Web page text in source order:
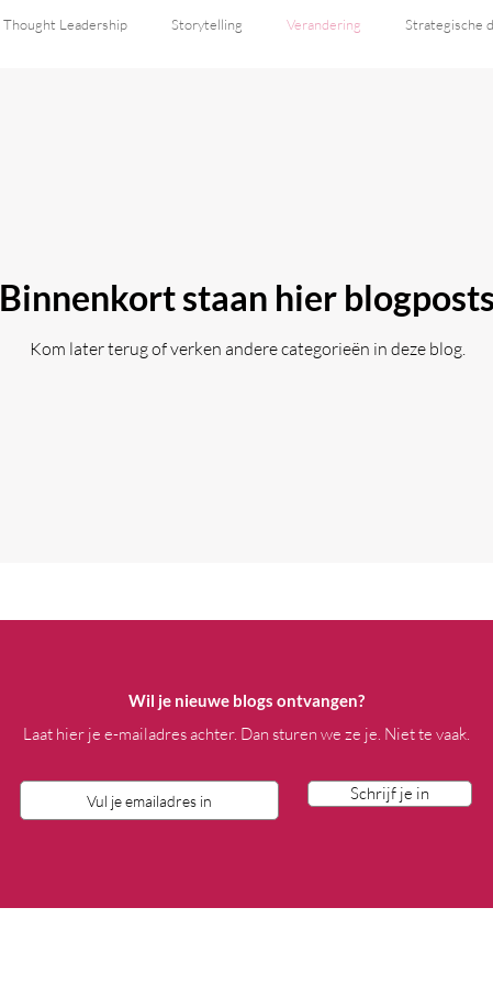
Thought Leadership Storytelling Verandering Strategische
Binnenkort staan hier blogposts
Kom later terug of verken andere categorieën in deze blog.
Schrijf je in
Wil je nieuwe blogs ontvangen?
Laat hier je e-mailadres achter. Dan sturen we ze je. Niet te vaak.